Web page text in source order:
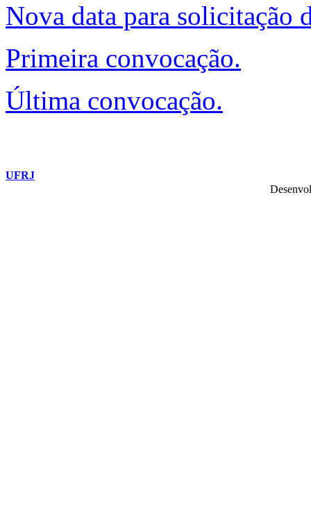
Nova data para solicitação
Primeira convocação.
Última convocação.
UFRJ